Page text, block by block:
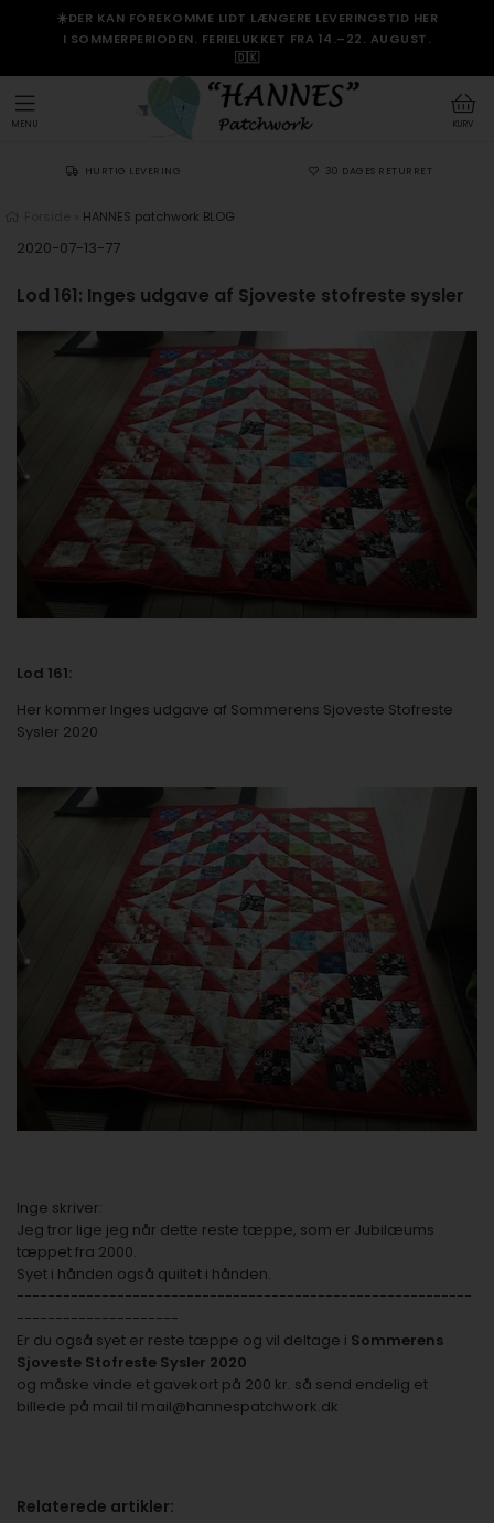
☀️DER KAN FOREKOMME LIDT LÆNGERE LEVERINGSTID HER
I SOMMERPERIODEN. FERIELUKKET FRA 14.–22. AUGUST.
🇩🇰
KURV
MENU
HURTIG LEVERING 30 DAGES RETURRET
HANNES patchwork BLOG
2020-07-13-77
Lod 161: Inges udgave af Sjoveste stofreste sysler
Lod 161:
Her kommer Inges udgave af Sommerens Sjoveste Stofreste
Sysler 2020
Inge skriver:
Jeg tror lige jeg når dette reste tæppe, som er Jubilæums
tæppet fra 2000.
Syet i hånden også quiltet i hånden.
-----------------------------------------------------------
---------------------
Er du også syet er reste tæppe og vil deltage i Sommerens
Sjoveste Stofreste Sysler 2020
og måske vinde et gavekort på 200 kr. så send endelig et
billede på mail til mail@hannespatchwork.dk
Relaterede artikler: